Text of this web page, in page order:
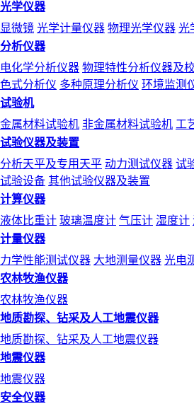
光学仪器
显微镜 光学计量仪器 物理光学仪器 光
分析仪器
电化学分析仪器 物理特性分析仪器及
色式分析仪 多种原理分析仪 环境监测
试验机
金属材料试验机 非金属材料试验机 工
试验仪器及装置
分析天平及专用天平 动力测试仪器 试
试验设备 其他试验仪器及装置
计算仪器
液体比重计 玻璃温度计 气压计 湿度计
计量仪器
力学性能测试仪器 大地测量仪器 光电
农林牧渔仪器
农林牧渔仪器
地质勘探、钻采及人工地震仪器
地质勘探、钻采及人工地震仪器
地震仪器
地震仪器
安全仪器